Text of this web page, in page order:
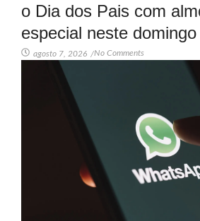
o Dia dos Pais com
especial neste
agosto 7, 2026 /No Comments